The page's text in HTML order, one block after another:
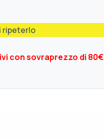
ripeterlo
con sovraprezzo di 80€